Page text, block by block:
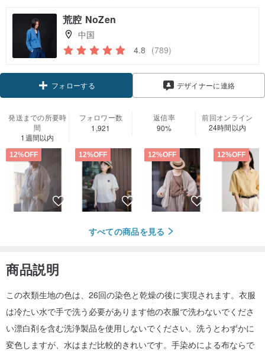
荒腔 NoZen
中国
4.8 (789)
フォローする
デザイナーに連絡
発送までの所要時
間
1週間以内
フォロワー数
1,921
返信率
90%
前回オンライン
24時間以内
12%OFF 12%OFF 12%OFF 12%OFF
すべての商品を見る
商品説明
この衣類生地の色は、26回の染色と乾燥の後に実現されます。衣服
は冷たい水で手で洗う必要があります他の衣服で洗わないでくださ
い漂白剤を含む洗浄製品を使用しないでください。洗うとわずかに
変色しますが、水はまだ比較的きれいです。手染めによる布ならで